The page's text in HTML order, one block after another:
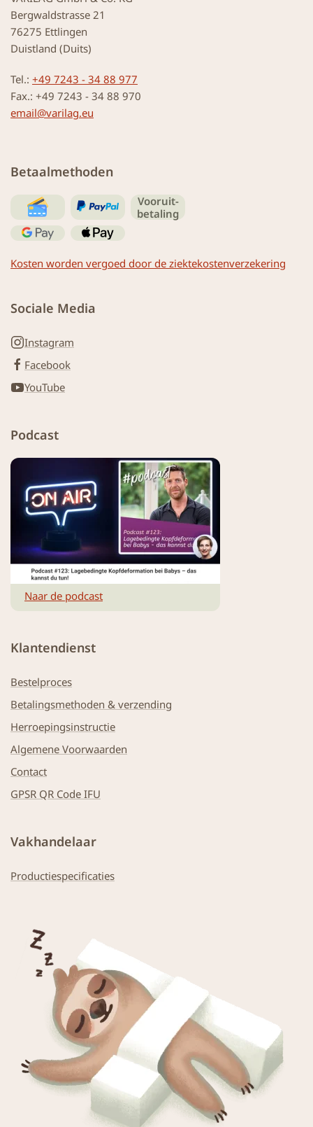
Bergwaldstrasse 21
76275 Ettlingen
Duistland (Duits)
Tel.: +49 7243 - 34 88 977
Fax.: +49 7243 - 34 88 970
email@varilag.eu
Betaalmethoden
Vooruit-
betaling
Kosten worden vergoed door de ziektekostenverzekering
Sociale Media
Instagram
Facebook
YouTube
Podcast
Naar de podcast
Klantendienst
Bestelproces
Betalingsmethoden & verzending
Herroepingsinstructie
Algemene Voorwaarden
Contact
GPSR QR Code IFU
Vakhandelaar
Productiespecificaties